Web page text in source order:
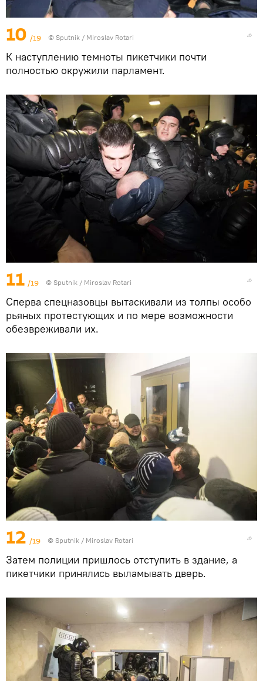
10 /19 © Sputnik / Miroslav Rotari
К наступлению темноты пикетчики почти
полностью окружили парламент.
11 /19 © Sputnik / Miroslav Rotari
Сперва спецназовцы вытаскивали из толпы особо
рьяных протестующих и по мере возможности
обезвреживали их.
12 /19 © Sputnik / Miroslav Rotari
Затем полиции пришлось отступить в здание, а
пикетчики принялись выламывать дверь.